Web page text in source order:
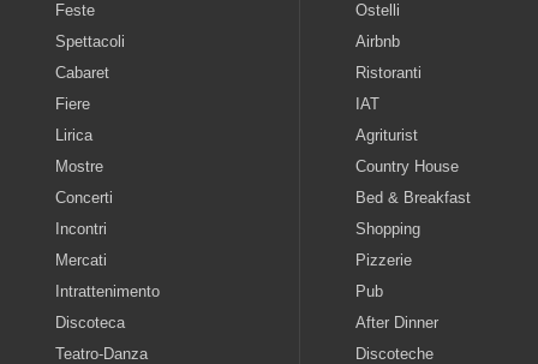
Feste
Spettacoli
Cabaret
Fiere
Lirica
Mostre
Concerti
Incontri
Mercati
Intrattenimento
Discoteca
Teatro-Danza
Ostelli
Airbnb
Ristoranti
IAT
Agriturist
Country House
Bed & Breakfast
Shopping
Pizzerie
Pub
After Dinner
Discoteche